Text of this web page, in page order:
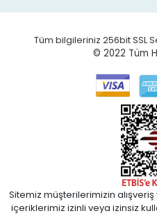
Tüm bilgileriniz 256bit SSL
© 2022 Tüm
Sitemiz müşterilerimizin
içeriklerimiz izinli veya izinsiz